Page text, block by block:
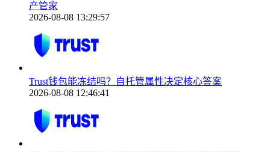
产管家
2026-08-08 13:29:57
Trust钱包能冻结吗？自托管属性决定核心答案
2026-08-08 12:46:41